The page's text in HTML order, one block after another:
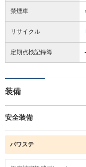
禁煙車
リサイクル
定期点検記録簿 -
装備
安全装備
パワステ